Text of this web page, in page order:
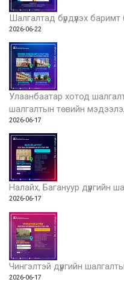
Шалгалтад бүрдүүлэх баримт
2026-06-22
Улаанбаатар хотод
шалгалтын төвийн
2026-06-17
Налайх, Багануур дүүргийн
2026-06-17
Чингэлтэй дүүргийн
2026-06-17